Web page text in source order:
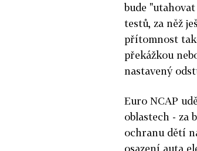
bude
testů, za něž
přítomnost
překážkou
nastavený
Euro NCAP
oblastech - za
ochranu dětí
osazení auta